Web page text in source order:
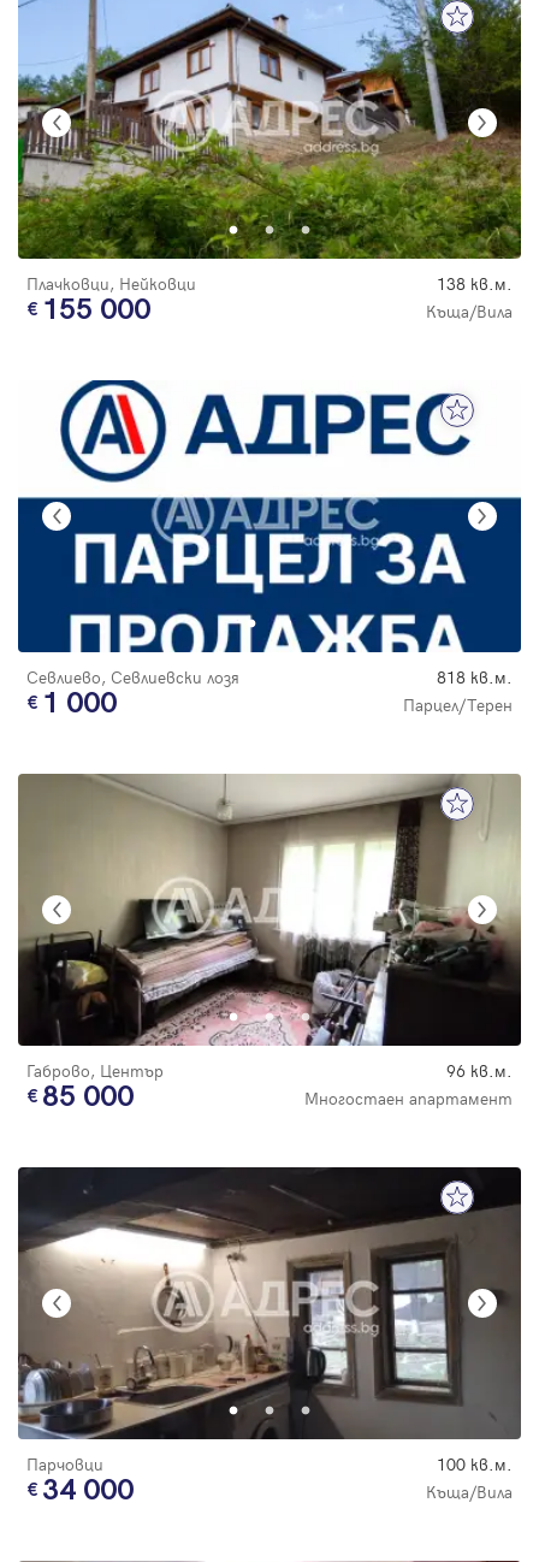
Плачковци, Нейковци 138 кв.м.
155 000 Къща/Вила
Севлиево, Севлиевски лозя 818 кв.м.
1 000 Парцел/Терен
Габрово, Център 96 кв.м.
85 000 Многостаен апартамент
Парчовци 100 кв.м.
34 000 Къща/Вила